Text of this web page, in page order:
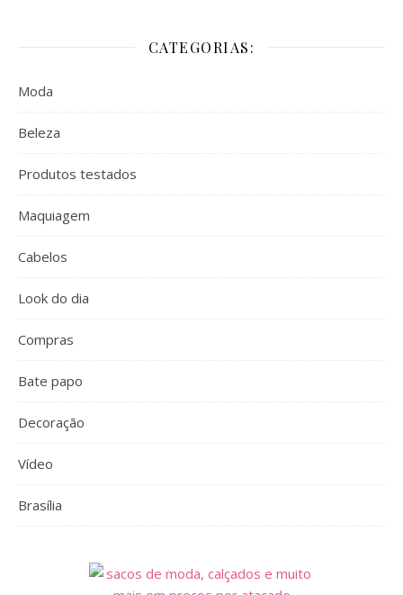
CATEGORIAS:
Moda
Beleza
Produtos testados
Maquiagem
Cabelos
Look do dia
Compras
Bate papo
Decoração
Vídeo
Brasília